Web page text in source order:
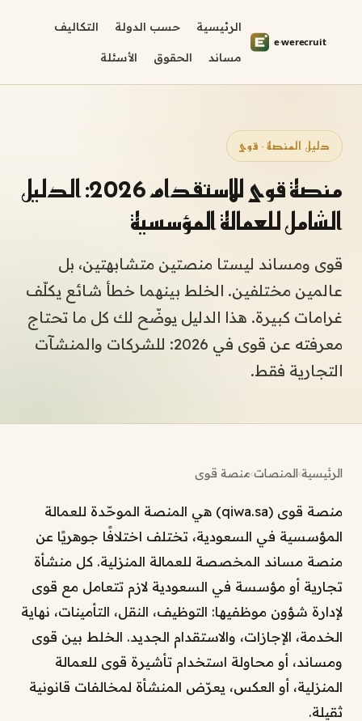
الرئيسية حسب الدولة التكاليف
مساند الحقوق الأسئلة
دليل المنصة · قوى
منصة قوى للاستقدام 2026: الدليل
الشامل للعمالة المؤسسية
قوى ومساند ليستا منصتين متشابهتين، بل
عالمين مختلفين. الخلط بينهما خطأ شائع يكلّف
غرامات كبيرة. هذا الدليل يوضّح لك كل ما تحتاج
معرفته عن قوى في 2026: للشركات والمنشآت
التجارية فقط.
الرئيسية›المنصات›منصة قوى
منصة قوى (qiwa.sa) هي المنصة الموحّدة للعمالة
المؤسسية في السعودية، تختلف اختلافًا جوهريًا عن
منصة مساند المخصصة للعمالة المنزلية. كل منشأة
تجارية أو مؤسسة في السعودية لازم تتعامل مع قوى
لإدارة شؤون موظفيها: التوظيف، النقل، التأمينات، نهاية
الخدمة، الإجازات، والاستقدام الجديد. الخلط بين قوى
ومساند، أو محاولة استخدام تأشيرة قوى للعمالة
المنزلية، أو العكس، يعرّض المنشأة لمخالفات قانونية
ثقيلة.